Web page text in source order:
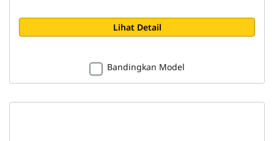
Lihat Detail
Bandingkan Model